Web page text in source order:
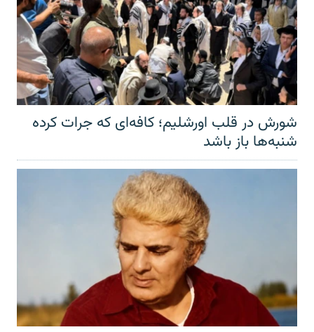
شورش در قلب اورشلیم؛ کافه‌ای که جرات کرده
شنبه‌ها باز باشد